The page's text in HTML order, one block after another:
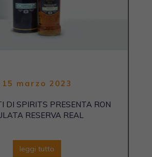
15 marzo 2023
DI SPIRITS PRESENTA RON
RESERVA REAL
leggi tutto